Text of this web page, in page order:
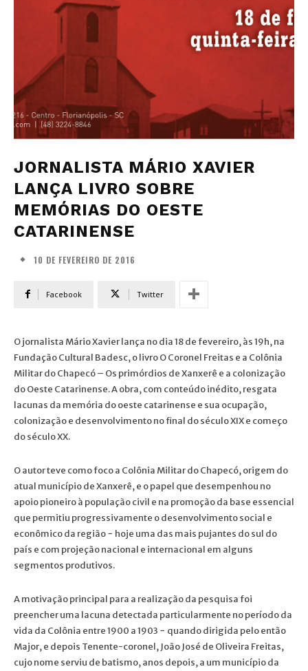
JORNALISTA MÁRIO XAVIER
LANÇA LIVRO SOBRE
MEMÓRIAS DO OESTE
CATARINENSE
10 DE FEVEREIRO DE 2016
Facebook Twitter
O jornalista Mário Xavier lança no dia 18 de fevereiro, às 19h, na
Fundação Cultural Badesc, o livro O Coronel Freitas e a Colônia
Militar do Chapecó – Os primórdios de Xanxerê e a colonização
do Oeste Catarinense. A obra, com conteúdo inédito, resgata
lacunas da memória do oeste catarinense e sua ocupação,
colonização e desenvolvimento no final do século XIX e começo
do século XX.
O autor teve como foco a Colônia Militar do Chapecó, origem do
atual município de Xanxerê, e o papel que desempenhou no
apoio pioneiro à população civil e na promoção da base essencial
que permitiu progressivamente o desenvolvimento social e
econômico da região − hoje uma das mais pujantes do sul do
país e com projeção nacional e internacional em alguns
segmentos produtivos.
A motivação principal para a realização da pesquisa foi
preencher uma lacuna detectada particularmente no período da
vida da Colônia entre 1900 a 1903 − quando dirigida pelo então
Major, e depois Tenente-coronel, João José de Oliveira Freitas,
cujo nome serviu de batismo, anos depois, a um município da